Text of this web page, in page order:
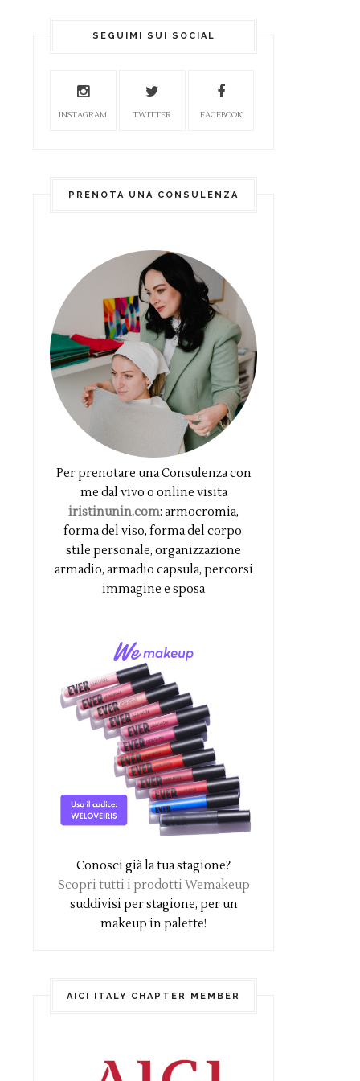
SEGUIMI SUI SOCIAL
INSTAGRAM TWITTER FACEBOOK
PRENOTA UNA CONSULENZA
Per prenotare una Consulenza con
me dal vivo o online visita
iristinunin.com: armocromia,
forma del viso, forma del corpo,
stile personale, organizzazione
armadio, armadio capsula, percorsi
immagine e sposa
Conosci già la tua stagione?
Scopri tutti i prodotti Wemakeup
suddivisi per stagione, per un
makeup in palette!
AICI ITALY CHAPTER MEMBER